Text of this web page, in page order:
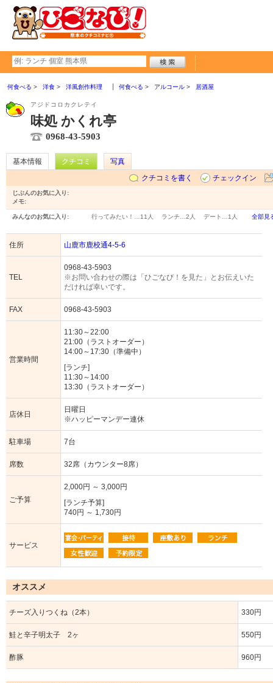
何食べる 洋食 洋風創作料理 何食べる アルコール 居酒屋
アジドコロカクレテイ
味処 かくれ亭
0968-43-5903
基本情報 クチコミ
写真
クチコミを書く
チェックイン
じぶんのお気に入り:
メモ:
みんなのお気に入り: 行ってみたい！… 11人 ランチ… 2人 デート… 1人 全部見
住所 山鹿市鹿校通4-5-6
TEL
0968-43-5903
※お問い合わせの際は「ひごなび！を見た」とお伝えいた
だければ幸いです。
FAX 0968-43-5903
営業時間
11:30～22:00
21:00（ラストオーダー）
14:00～17:30（準備中）
[ランチ]
11:30～14:00
13:30（ラストオーダー）
店休日
日曜日
※ハッピーマンデー連休
駐車場 7台
席数 32席（カウンター8席）
ご予算
2,000円 ～ 3,000円
[ランチ予算]
740円 ～ 1,730円
サービス
オススメ
チーズ入りつくね（2本） 330円
鮭と辛子明太子 2ヶ 550円
酢豚 960円